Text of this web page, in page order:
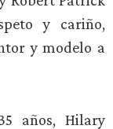
y cariño,
y modelo a
años, Hilary